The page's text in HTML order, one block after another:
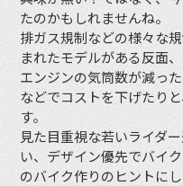
たのかもしれませんね。
排ガス規制などの様々な
まれたモデルがある反面、
エンジンの気筒数が減っ
などでコストを下げたり
す。
見た目重視な若いライダ
い、デザイン優先でバイ
のバイク作りのヒントに